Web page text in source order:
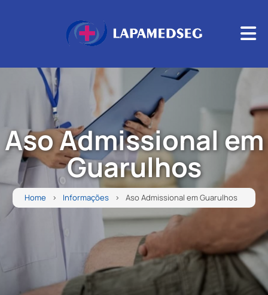
Aso Admissional em
Guarulhos
Home Informações Aso Admissional em Guarulhos